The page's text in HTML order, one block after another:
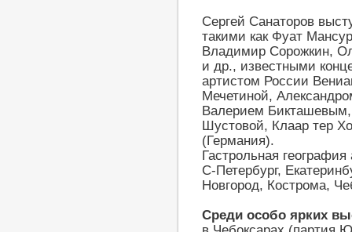
Сергей Санаторов
такими как Фуат
Владимир Сорожкин,
и др., известными
артистом России
Мечетиной,
Валерием Бикташевым,
Шустовой, Клаар тер
(Германия).
Гастрольная
С-Петербург,
Новгород, Кострома,
Среди особо ярких